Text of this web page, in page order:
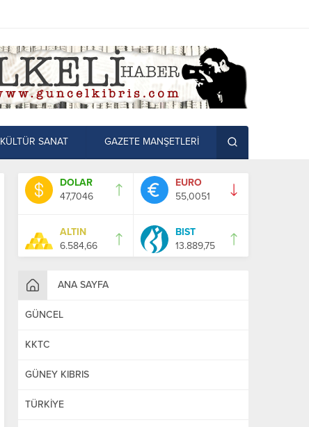
KÜLTÜR SANAT GAZETE MANŞETLERİ
DOLAR
47,7046
EURO
55,0051
ALTIN
6.584,66
BIST
13.889,75
ANA SAYFA
GÜNCEL
KKTC
GÜNEY KIBRIS
TÜRKİYE